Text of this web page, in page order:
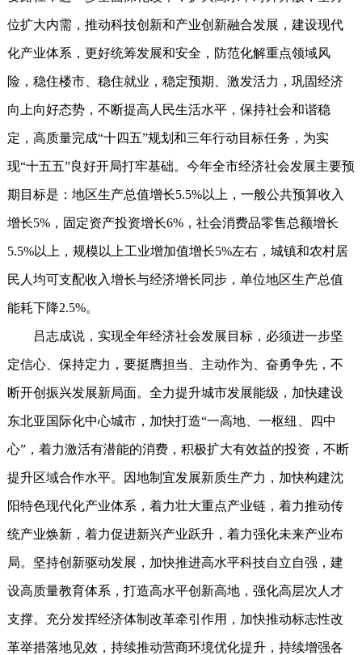
位扩大内需，推动科技创新和产业创新融合发展，建设现代
化产业体系，更好统筹发展和安全，防范化解重点领域风
险，稳住楼市、稳住就业，稳定预期、激发活力，巩固经济
向上向好态势，不断提高人民生活水平，保持社会和谐稳
定，高质量完成“十四五”规划和三年行动目标任务，为实
现“十五五”良好开局打牢基础。今年全市经济社会发展主要预
期目标是：地区生产总值增长5.5%以上，一般公共预算收入
增长5%，固定资产投资增长6%，社会消费品零售总额增长
5.5%以上，规模以上工业增加值增长5%左右，城镇和农村居
民人均可支配收入增长与经济增长同步，单位地区生产总值
能耗下降2.5%。
吕志成说，实现全年经济社会发展目标，必须进一步坚
定信心、保持定力，要挺膺担当、主动作为、奋勇争先，不
断开创振兴发展新局面。全力提升城市发展能级，加快建设
东北亚国际化中心城市，加快打造“一高地、一枢纽、四中
心”，着力激活有潜能的消费，积极扩大有效益的投资，不断
提升区域合作水平。因地制宜发展新质生产力，加快构建沈
阳特色现代化产业体系，着力壮大重点产业链，着力推动传
统产业焕新，着力促进新兴产业跃升，着力强化未来产业布
局。坚持创新驱动发展，加快推进高水平科技自立自强，建
设高质量教育体系，打造高水平创新高地，强化高层次人才
支撑。充分发挥经济体制改革牵引作用，加快推动标志性改
革举措落地见效，持续推动营商环境优化提升，持续增强各